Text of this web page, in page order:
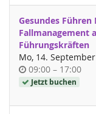
Gesundes Führen
Fallmanagement
Führungskräften
Mo, 14.
Uhrzeit
09:00 –bis
17:00
Jetzt buchen